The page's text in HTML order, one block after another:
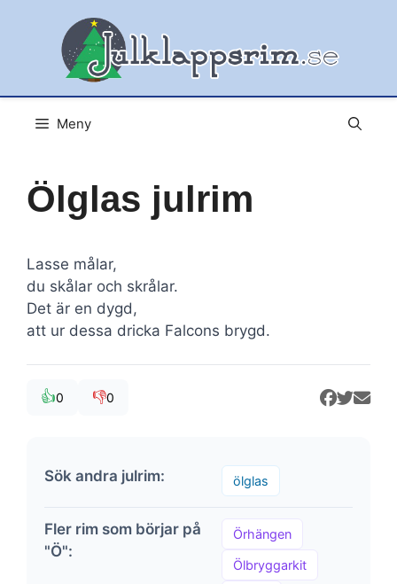
Meny
Ölglas julrim
Lasse målar,
du skålar och skrålar.
Det är en dygd,
att ur dessa dricka Falcons brygd.
👍0 👎0
Sök andra julrim: ölglas
Fler rim som börjar på
"Ö":
Örhängen
Ölbryggarkit